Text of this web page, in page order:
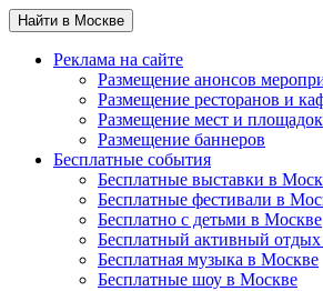
Найти в Москве
Реклама на сайте
Размещение анонсов
Размещение ресторанов и
Размещение мест и площадок
Размещение баннеров
Бесплатные события
Бесплатные выставки в
Бесплатные фестивали в
Бесплатно с детьми в Москве
Бесплатный активный
Бесплатная музыка в Москве
Бесплатные шоу в Москве